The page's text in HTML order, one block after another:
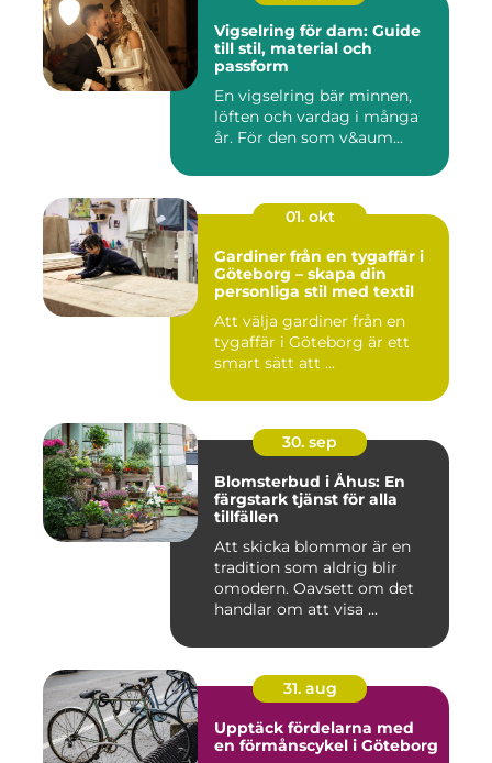
Vigselring för dam: Guide
till stil, material och
passform
En vigselring bär minnen,
löften och vardag i många
år. För den som v&aum...
01. okt
Gardiner från en tygaffär i
Göteborg – skapa din
personliga stil med textil
Att välja gardiner från en
tygaffär i Göteborg är ett
smart sätt att ...
30. sep
Blomsterbud i Åhus: En
färgstark tjänst för alla
tillfällen
Att skicka blommor är en
tradition som aldrig blir
omodern. Oavsett om det
handlar om att visa ...
31. aug
Upptäck fördelarna med
en förmånscykel i Göteborg